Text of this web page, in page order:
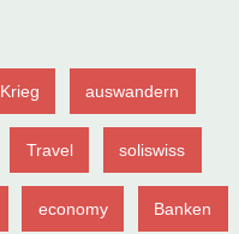
Krieg auswandern
Travel soliswiss
economy Banken